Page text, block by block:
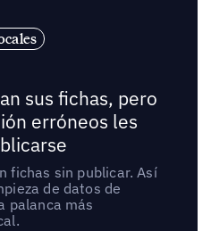
sus fichas, pero
erróneos les
fichas sin publicar. Así
de datos de
palanca más